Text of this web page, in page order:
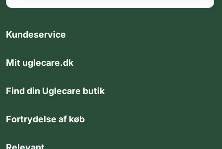
Kundeservice
Mit uglecare.dk
Find din Uglecare butik
Fortrydelse af køb